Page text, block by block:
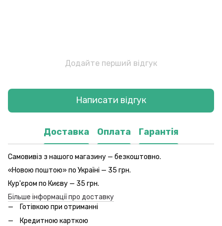
Додайте перший відгук
Написати відгук
Доставка Оплата Гарантія
Самовивіз з нашого магазину — безкоштовно.
«Новою поштою» по Україні — 35 грн.
Кур'єром по Києву — 35 грн.
Більше інформації про доставку
Готівкою при отриманні
Кредитною карткою